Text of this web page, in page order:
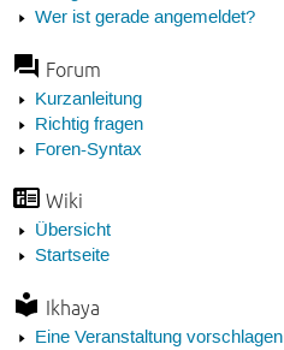
Wer ist gerade angemeldet?
Forum
Kurzanleitung
Richtig fragen
Foren-Syntax
Wiki
Übersicht
Startseite
Ikhaya
Eine Veranstaltung vorschlagen